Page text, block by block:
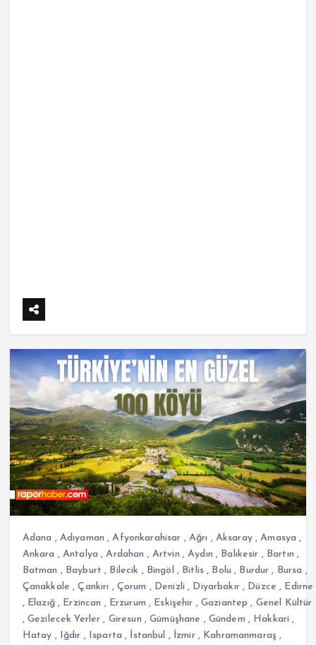
Adana , Adıyaman ,Afyonkarahisar , Ağrı , Aksaray,Amasya ,
Ankara , Antalya ,Ardahan , Artvin ,Aydın , Balıkesir , Bartın ,
Batman , Bayburt , Bilecik , Bingöl , Bitlis , Bolu , Burdur , Bursa ,
Çanakkale ,Çankırı , Çorum , Denizli , Diyarbakır, Düzce , Edirne
, Elazığ, Erzincan , Erzurum , Eskişehir , Gaziantep , Genel Kültür
, Gezilecek Yerler , Giresun ,Gümüşhane , Gündem , Hakkari ,
Hatay , Iğdır , Isparta , İstanbul , İzmir, Kahramanmaraş ,